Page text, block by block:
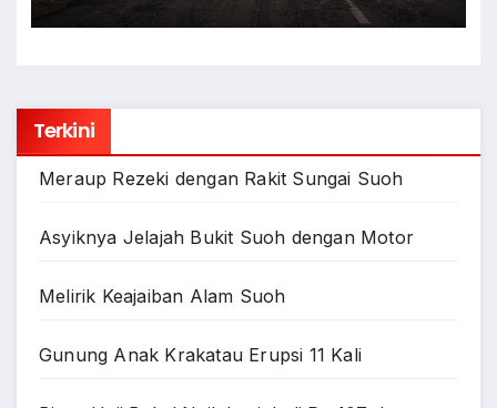
Terkini
Meraup Rezeki dengan Rakit Sungai Suoh
Asyiknya Jelajah Bukit Suoh dengan Motor
Melirik Keajaiban Alam Suoh
Gunung Anak Krakatau Erupsi 11 Kali